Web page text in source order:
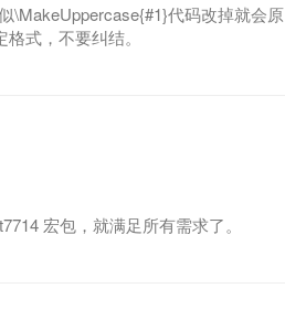
\MakeUppercase{#1}代码改掉就会原
式，不要纠结。
宏包，就满足所有需求了。